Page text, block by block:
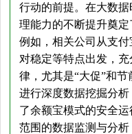
行动的前提。在大数
理能力的不断提升奠定
例如，相关公司从支
对稳定等特点出发，
律，尤其是“大促”和
进行深度数据挖掘分
了余额宝模式的安全
范围的数据监测与分